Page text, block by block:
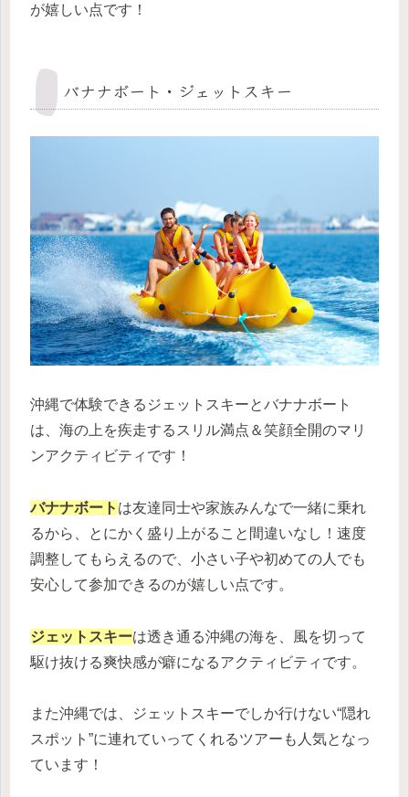
が嬉しい点です！
バナナボート・ジェットスキー
沖縄で体験できるジェットスキーとバナナボート
は、海の上を疾走するスリル満点＆笑顔全開のマリ
ンアクティビティです！
バナナボート は友達同士や家族みんなで一緒に乗れ
るから、とにかく盛り上がること間違いなし！速度
調整してもらえるので、小さい子や初めての人でも
安心して参加できるのが嬉しい点です。
ジェットスキーは透き通る沖縄の海を、風を切って
駆け抜ける爽快感が癖になるアクティビティです。
また沖縄では、ジェットスキーでしか行けない“隠れ
スポット”に連れていってくれるツアーも人気となっ
ています！